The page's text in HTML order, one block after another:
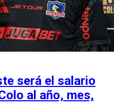
será el salario
al año, mes,